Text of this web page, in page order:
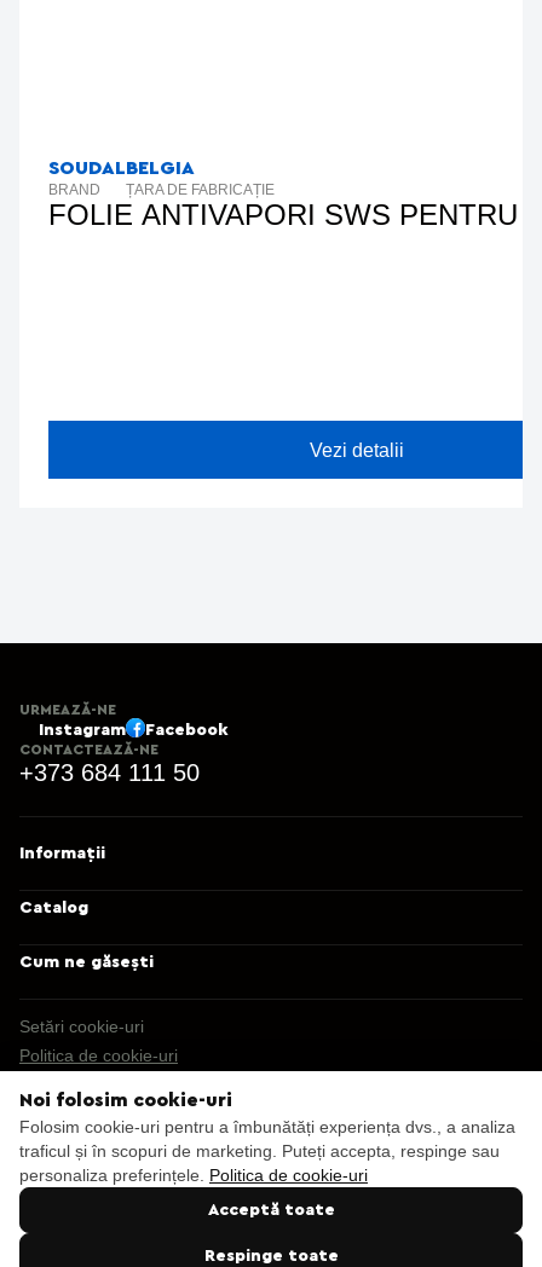
FOLIE ANTIVAPORI SWS PENTRU
SOUDAL
BRAND
BELGIA
ȚARA DE FABRICAȚIE
Vezi detalii
URMEAZĂ-NE
Instagram Facebook
CONTACTEAZĂ-NE
+373 684 111 50
Informații
Catalog
Cum ne găsești
Setări cookie-uri
Politica de cookie-uri
© 2013 – 2026 Ecaterix SRL
Noi folosim cookie-uri
Folosim cookie-uri pentru a îmbunătăți experiența dvs., a analiza
traficul și în scopuri de marketing. Puteți accepta, respinge sau
personaliza preferințele. Politica de cookie-uri
Acceptă toate
Respinge toate